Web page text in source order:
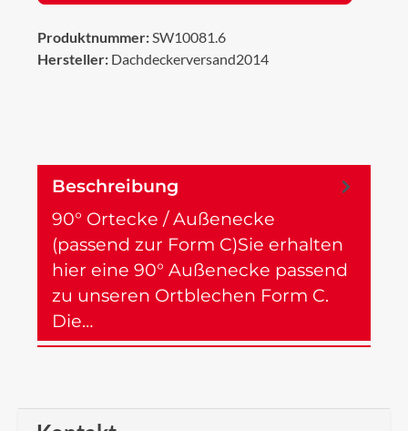
Produktnummer:SW10081.6
Hersteller: Dachdeckerversand2014
Beschreibung
90° Ortecke / Außenecke
(passend zur Form C)Sie erhalten
hier eine 90° Außenecke passend
zu unseren Ortblechen Form C.
Die…